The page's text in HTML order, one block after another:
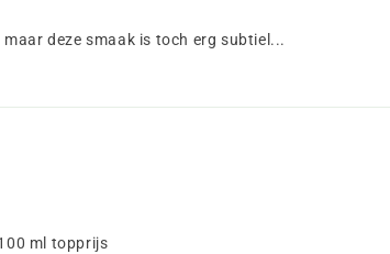
deze smaak is toch erg subtiel...
ml topprijs